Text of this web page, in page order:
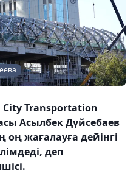
Transportation
Асылбек Дүйсебаев
оң жағалауға дейінгі
деп